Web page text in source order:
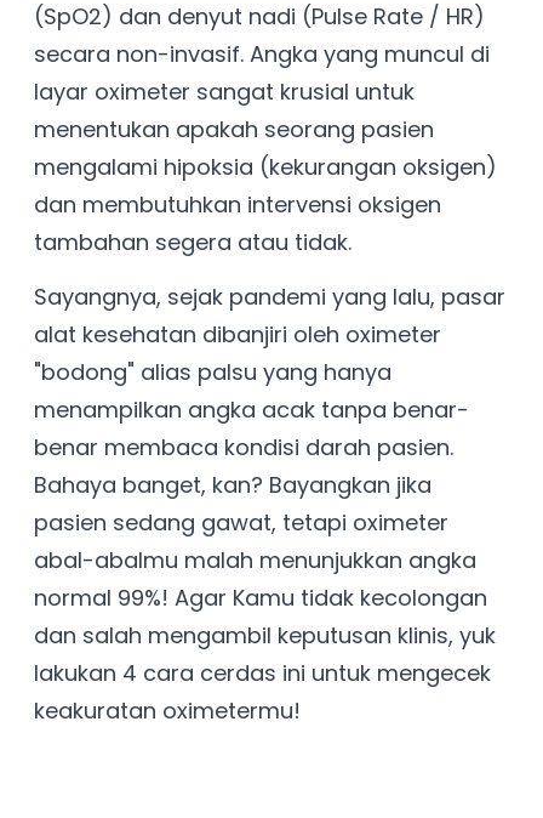
(SpO2) dan denyut nadi (Pulse Rate / HR)
secara non-invasif. Angka yang muncul di
layar oximeter sangat krusial untuk
menentukan apakah seorang pasien
mengalami hipoksia (kekurangan oksigen)
dan membutuhkan intervensi oksigen
tambahan segera atau tidak.
Sayangnya, sejak pandemi yang lalu, pasar
alat kesehatan dibanjiri oleh oximeter
"bodong" alias palsu yang hanya
menampilkan angka acak tanpa benar-
benar membaca kondisi darah pasien.
Bahaya banget, kan? Bayangkan jika
pasien sedang gawat, tetapi oximeter
abal-abalmu malah menunjukkan angka
normal 99%! Agar Kamu tidak kecolongan
dan salah mengambil keputusan klinis, yuk
lakukan 4 cara cerdas ini untuk mengecek
keakuratan oximetermu!